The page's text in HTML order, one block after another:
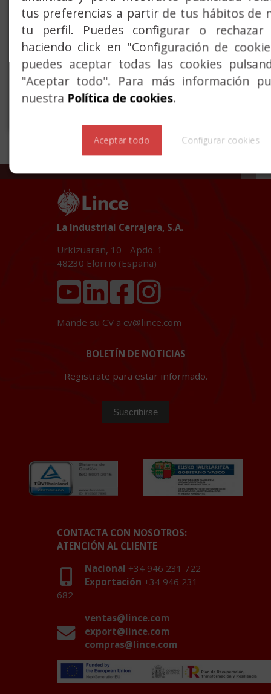
CPD25
La serie CPD25 de Lince es
un cierrapuertas de guía
deslizante (fuerza 2-5) que
destaca por su versatilidad,
diseño y por su asegurada
La Industrial Cerrajera, S.A.
Urkizuaran, 10 - Apdo. 1
48230 Elorrio (España)
Mande su CV a cv@lince.com
BOLETÍN DE NOTICIAS
Registrate para estar informado.
CONTACTA CON NOSOTROS:
ATENCIÓN AL CLIENTE
Nacional +34 946 231 722
Exportación +34 946 231
682
ventas@lince.com
export@lince.com
compras@lince.com
tus preferencias a partir de tus hábitos de
tu perfil. Puedes configurar o rechazar
haciendo click en "Configuración de
puedes aceptar todas las cookies
"Aceptar todo". Para más información
nuestra Política de cookies.
Aceptar todo Configurar cookies